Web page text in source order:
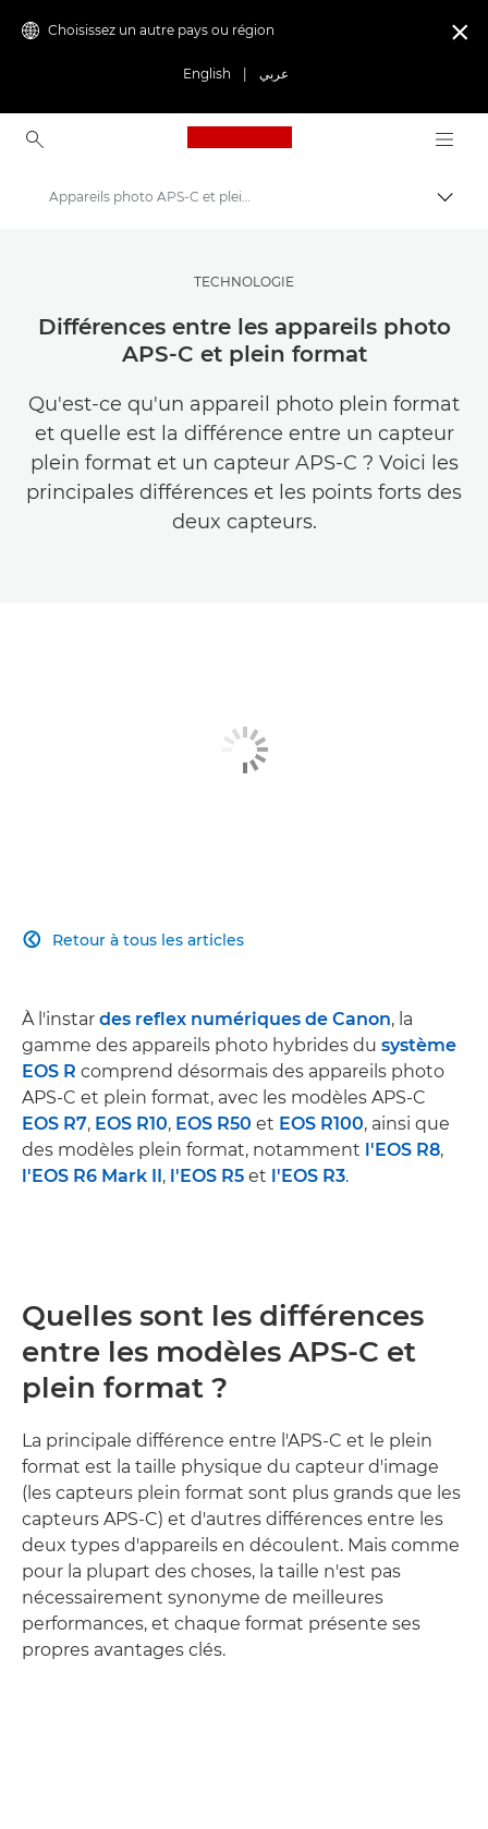
Choisissez un autre pays ou région
English عربي

Canon Logo, back to
Trouvez l'inspiration | Conseils de photographie et d'impression et guides de l'acheteur
Conseils et techniques de photographie et d'impression
Appareils photo APS-C et plein format
TECHNOLOGIE
Différences entre les appareils photo
APS-C et plein format
Qu'est-ce qu'un appareil photo plein format
et quelle est la différence entre un capteur
plein format et un capteur APS-C ? Voici les
principales différences et les points forts des
deux capteurs.
Retour à tous les articles

À l'instar des reflex numériques de Canon, la
gamme des appareils photo hybrides du système
EOS R comprend désormais des appareils photo
APS-C et plein format, avec les modèles APS-C
EOS R7, EOS R10, EOS R50 et EOS R100, ainsi que
des modèles plein format, notamment l'EOS R8,
l'EOS R6 Mark II, l'EOS R5 et l'EOS R3.
Quelles sont les différences
entre les modèles APS-C et
plein format ?
La principale différence entre l'APS-C et le plein
format est la taille physique du capteur d'image
(les capteurs plein format sont plus grands que les
capteurs APS-C) et d'autres différences entre les
deux types d'appareils en découlent. Mais comme
pour la plupart des choses, la taille n'est pas
nécessairement synonyme de meilleures
performances, et chaque format présente ses
propres avantages clés.